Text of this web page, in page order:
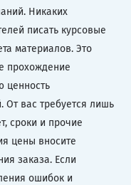
Никаких
писать курсовые
материалов. Это
прохождение
ценность
От вас требуется лишь
сроки и прочие
цены вносите
заказа. Если
ошибок и